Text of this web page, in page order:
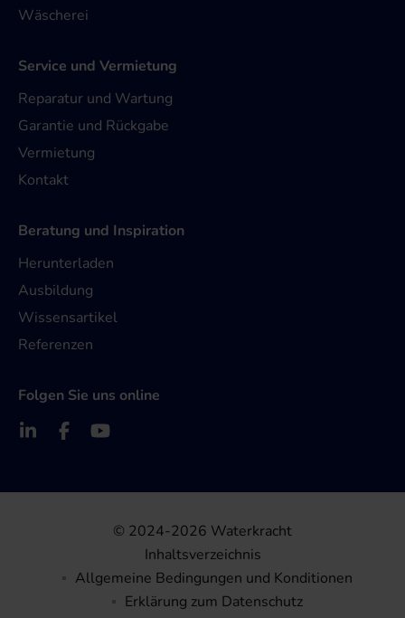
Wäscherei
Service und Vermietung
Reparatur und Wartung
Garantie und Rückgabe
Vermietung
Kontakt
Beratung und Inspiration
Herunterladen
Ausbildung
Wissensartikel
Referenzen
Folgen Sie uns online
© 2024-2026 Waterkracht
Inhaltsverzeichnis
Allgemeine Bedingungen und Konditionen
Erklärung zum Datenschutz